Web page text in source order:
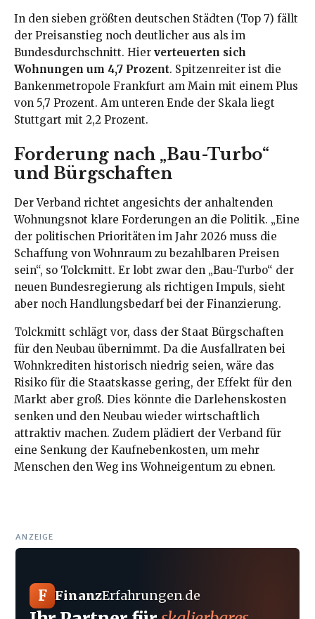
In den sieben größten deutschen Städten (Top 7) fällt
der Preisanstieg noch deutlicher aus als im
Bundesdurchschnitt. Hier verteuerten sich
Wohnungen um 4,7 Prozent. Spitzenreiter ist die
Bankenmetropole Frankfurt am Main mit einem Plus
von 5,7 Prozent. Am unteren Ende der Skala liegt
Stuttgart mit 2,2 Prozent.
Forderung nach „Bau-Turbo“
und Bürgschaften
Der Verband richtet angesichts der anhaltenden
Wohnungsnot klare Forderungen an die Politik. „Eine
der politischen Prioritäten im Jahr 2026 muss die
Schaffung von Wohnraum zu bezahlbaren Preisen
sein“, so Tolckmitt. Er lobt zwar den „Bau-Turbo“ der
neuen Bundesregierung als richtigen Impuls, sieht
aber noch Handlungsbedarf bei der Finanzierung.
Tolckmitt schlägt vor, dass der Staat Bürgschaften
für den Neubau übernimmt. Da die Ausfallraten bei
Wohnkrediten historisch niedrig seien, wäre das
Risiko für die Staatskasse gering, der Effekt für den
Markt aber groß. Dies könnte die Darlehenskosten
senken und den Neubau wieder wirtschaftlich
attraktiv machen. Zudem plädiert der Verband für
eine Senkung der Kaufnebenkosten, um mehr
Menschen den Weg ins Wohneigentum zu ebnen.
ANZEIGE
F FinanzErfahrungen.de